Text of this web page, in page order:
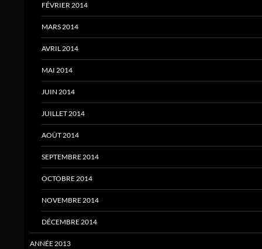
FÉVRIER 2014
MARS 2014
AVRIL 2014
MAI 2014
JUIN 2014
JUILLET 2014
AOÛT 2014
SEPTEMBRE 2014
OCTOBRE 2014
NOVEMBRE 2014
DÉCEMBRE 2014
ANNÉE 2013